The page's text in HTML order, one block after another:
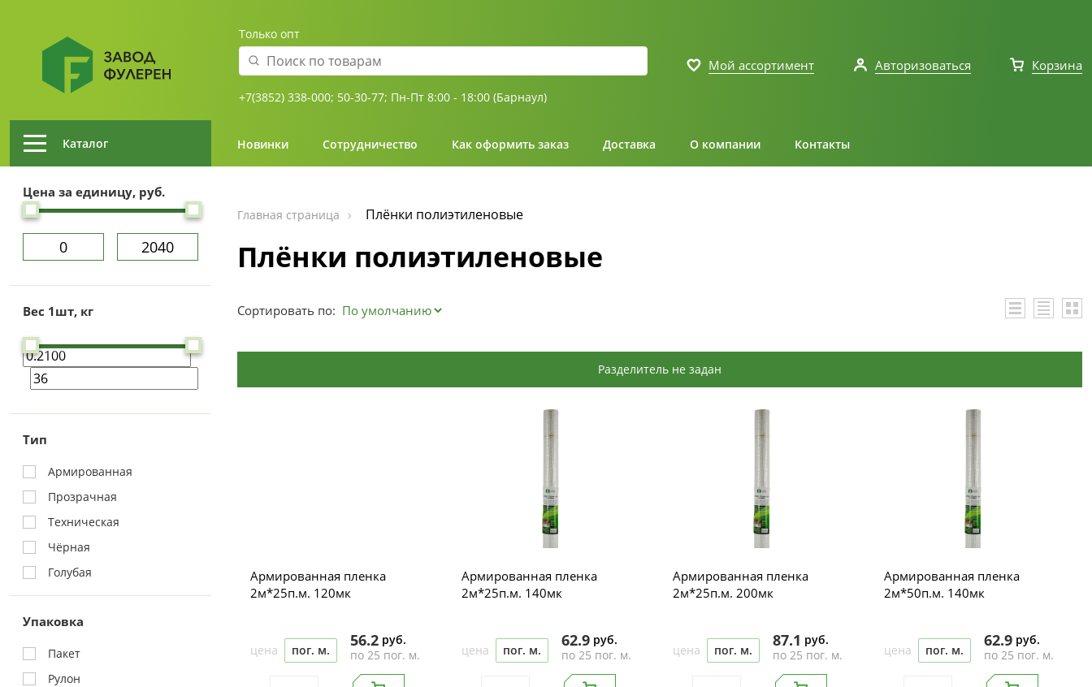
Только опт
+7(3852) 338-000; 50-30-77; Пн-Пт 8:00 - 18:00 (Барнаул)
Мой ассортимент Авторизоваться Корзина
Каталог Новинки Сотрудничество Как оформить заказ Доставка О компании Контакты
Цена за единицу, руб.
Вес 1шт, кг
Тип
Армированная
Прозрачная
Техническая
Чёрная
Голубая
Упаковка
Пакет
Рулон
Главная страница Плёнки полиэтиленовые
Плёнки полиэтиленовые
Сортировать по:
Разделитель не задан
Армированная пленка
2м*25п.м. 120мк
цена пог. м.
56.2 руб.
по 25 пог. м.
Армированная пленка
2м*25п.м. 140мк
цена пог. м.
62.9 руб.
по 25 пог. м.
Армированная пленка
2м*25п.м. 200мк
цена пог. м.
87.1 руб.
по 25 пог. м.
Армированная пленка
2м*50п.м. 140мк
цена пог. м.
62.9 руб.
по 25 пог. м.